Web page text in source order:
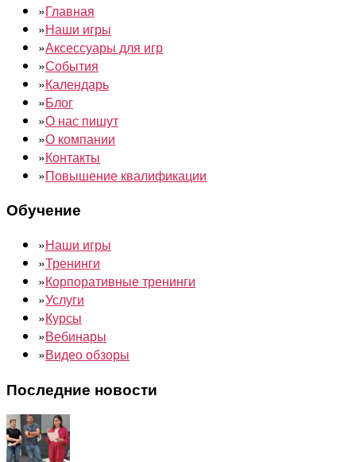
»Главная
»Наши игры
»Аксессуары для игр
»События
»Календарь
»Блог
»О нас пишут
»О компании
»Контакты
»Повышение квалификации
Обучение
»Наши игры
»Тренинги
»Корпоративные тренинги
»Услуги
»Курсы
»Вебинары
»Видео обзоры
Последние новости